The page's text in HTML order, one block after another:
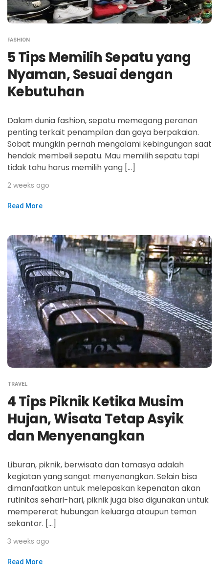
FASHION
5 Tips Memilih Sepatu yang
Nyaman, Sesuai dengan
Kebutuhan
Dalam dunia fashion, sepatu memegang peranan
penting terkait penampilan dan gaya berpakaian.
Sobat mungkin pernah mengalami kebingungan saat
hendak membeli sepatu. Mau memilih sepatu tapi
tidak tahu harus memilih yang […]
2 weeks ago
Read More
TRAVEL
4 Tips Piknik Ketika Musim
Hujan, Wisata Tetap Asyik
dan Menyenangkan
Liburan, piknik, berwisata dan tamasya adalah
kegiatan yang sangat menyenangkan. Selain bisa
dimanfaatkan untuk melepaskan kepenatan akan
rutinitas sehari-hari, piknik juga bisa digunakan untuk
mempererat hubungan keluarga ataupun teman
sekantor. […]
3 weeks ago
Read More